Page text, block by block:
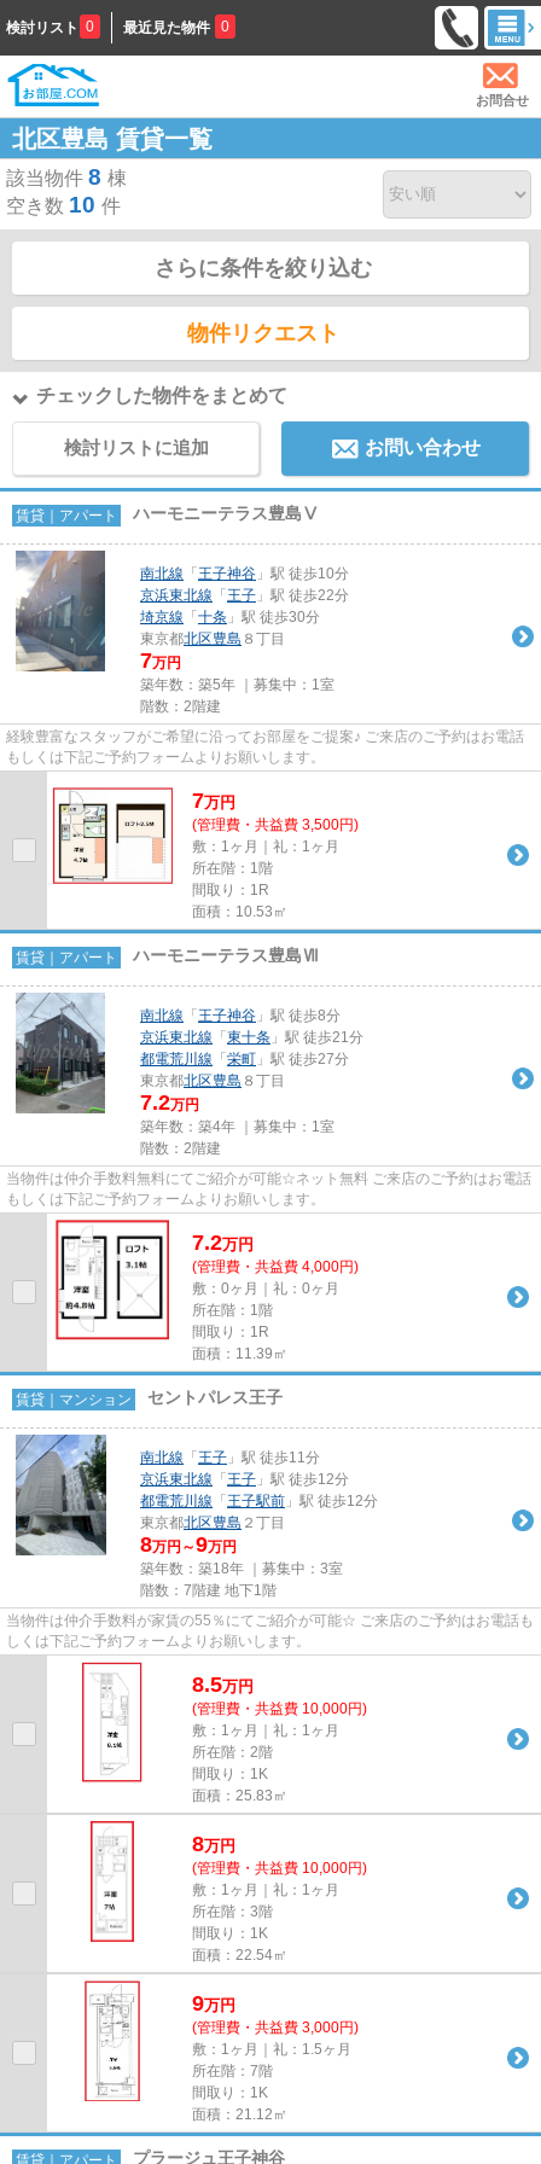
検討リスト 0 最近見た物件 0
お問合せ
北区豊島 賃貸一覧
該当物件 8 棟
空き数 10 件
さらに条件を絞り込む
物件リクエスト
チェックした物件をまとめて
検討リストに追加 お問い合わせ
賃貸｜アパート ハーモニーテラス豊島Ⅴ
南北線 「 王子神谷 」駅 徒歩10分
京浜東北線 「 王子 」駅 徒歩22分
埼京線 「 十条 」駅 徒歩30分
東京都北区豊島 ８丁目
7万円
築年数：築5年 ｜募集中： 1室
階数：2階建
経験豊富なスタッフがご希望に沿ってお部屋をご提案♪ ご来店のご予約はお電話
もしくは下記ご予約フォームよりお願いします。
7万円
(管理費・共益費 3,500円)
敷：1ヶ月｜礼：1ヶ月
所在階：1階
間取り：1R
面積：10.53㎡
賃貸｜アパート ハーモニーテラス豊島Ⅶ
南北線 「 王子神谷 」駅 徒歩8分
京浜東北線 「 東十条 」駅 徒歩21分
都電荒川線 「 栄町 」駅 徒歩27分
東京都北区豊島 ８丁目
7.2万円
築年数：築4年 ｜募集中： 1室
階数：2階建
当物件は仲介手数料無料にてご紹介が可能☆ネット無料 ご来店のご予約はお電話
もしくは下記ご予約フォームよりお願いします。
7.2万円
(管理費・共益費 4,000円)
敷：0ヶ月｜礼：0ヶ月
所在階：1階
間取り：1R
面積：11.39㎡
賃貸｜マンション セントパレス王子
南北線 「 王子 」駅 徒歩11分
京浜東北線 「 王子 」駅 徒歩12分
都電荒川線 「 王子駅前 」駅 徒歩12分
東京都北区豊島 ２丁目
8万円～9万円
築年数：築18年 ｜募集中： 3室
階数：7階建 地下1階
当物件は仲介手数料が家賃の55％にてご紹介が可能☆ ご来店のご予約はお電話も
しくは下記ご予約フォームよりお願いします。
8.5万円
(管理費・共益費 10,000円)
敷：1ヶ月｜礼：1ヶ月
所在階：2階
間取り：1K
面積：25.83㎡
8万円
(管理費・共益費 10,000円)
敷：1ヶ月｜礼：1ヶ月
所在階：3階
間取り：1K
面積：22.54㎡
9万円
(管理費・共益費 3,000円)
敷：1ヶ月｜礼：1.5ヶ月
所在階：7階
間取り：1K
面積：21.12㎡
賃貸｜アパート プラージュ王子神谷